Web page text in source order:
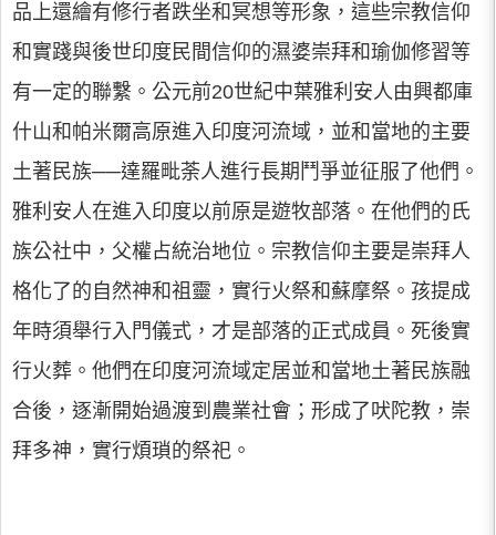
品上還繪有修行者跌坐和冥想等形象，這些宗教信仰
和實踐與後世印度民間信仰的濕婆崇拜和瑜伽修習等
有一定的聯繫。公元前20世紀中葉雅利安人由興都庫
什山和帕米爾高原進入印度河流域，並和當地的主要
土著民族──達羅毗荼人進行長期鬥爭並征服了他們。
雅利安人在進入印度以前原是遊牧部落。在他們的氏
族公社中，父權占統治地位。宗教信仰主要是崇拜人
格化了的自然神和祖靈，實行火祭和蘇摩祭。孩提成
年時須舉行入門儀式，才是部落的正式成員。死後實
行火葬。他們在印度河流域定居並和當地土著民族融
合後，逐漸開始過渡到農業社會；形成了吠陀教，崇
拜多神，實行煩瑣的祭祀。